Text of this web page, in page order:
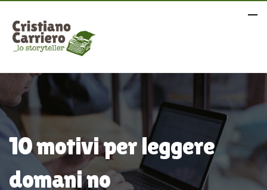
10 motivi per leggere
domani no